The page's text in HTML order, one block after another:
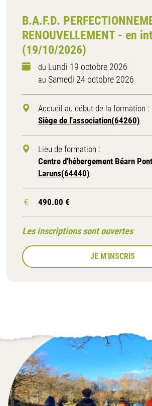
B.A.F.D.
RENOUVELLEMENT - en
(19/10/2026)
du Lundi 19 octobre 2026
au Samedi 24 octobre 2026
Accueil au début de la formation :
Siège de l'association(64260)
Lieu de formation :
Centre d'hébergement Béarn
Laruns(64440)
490.00 €
Les inscriptions sont ouvertes
JE M'INSCRIS